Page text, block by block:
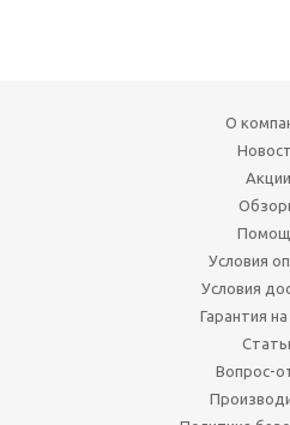
О
Акции
Условия
Условия
Гарантия
Вопрос-